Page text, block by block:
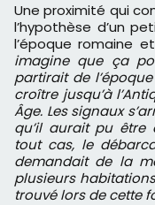
Une proximité qui
l’hypothèse d’un
l’époque romaine
imagine que ça
partirait de
croître jusqu’à
Âge. Les signaux
qu’il aurait pu être
tout cas, le
demandait de la
plusieurs
trouvé lors de cette